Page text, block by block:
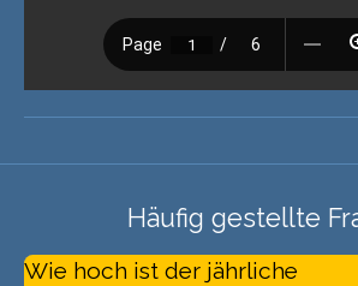
Häufig gestellte
Wie hoch ist der jährliche